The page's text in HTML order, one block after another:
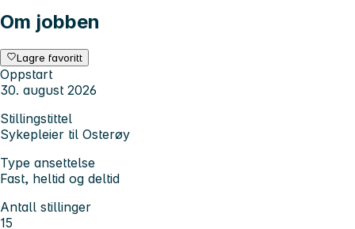
Om jobben
Lagre favoritt
Oppstart
30. august 2026
Stillingstittel
Sykepleier til Osterøy
Type ansettelse
Fast, heltid og deltid
Antall stillinger
15